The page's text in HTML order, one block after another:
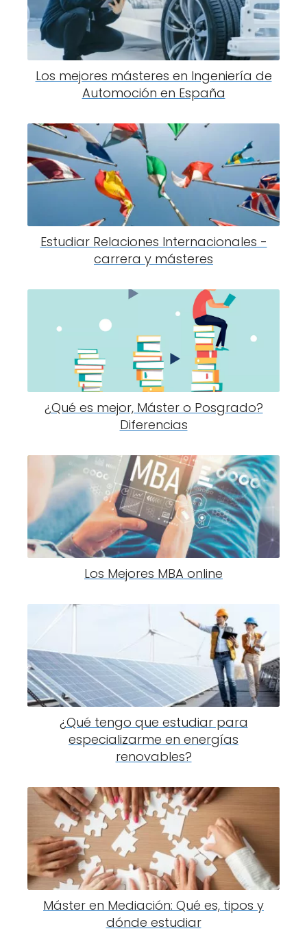
Los mejores másteres en Ingeniería de
Automoción en España
Estudiar Relaciones Internacionales -
carrera y másteres
¿Qué es mejor, Máster o Posgrado?
Diferencias
Los Mejores MBA online
¿Qué tengo que estudiar para
especializarme en energías
renovables?
Máster en Mediación: Qué es, tipos y
dónde estudiar